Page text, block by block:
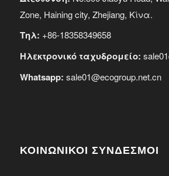
Zone, Haining city, Zhejiang, Κίνα.
Τηλ: +86-18358349658
Ηλεκτρονικό ταχυδρομείο:
Whatsapp: sale01@ecogroup.net.cn
ΚΟΙΝΩΝΙΚΟΙ ΣΥΝΔΕΣΜΟΙ